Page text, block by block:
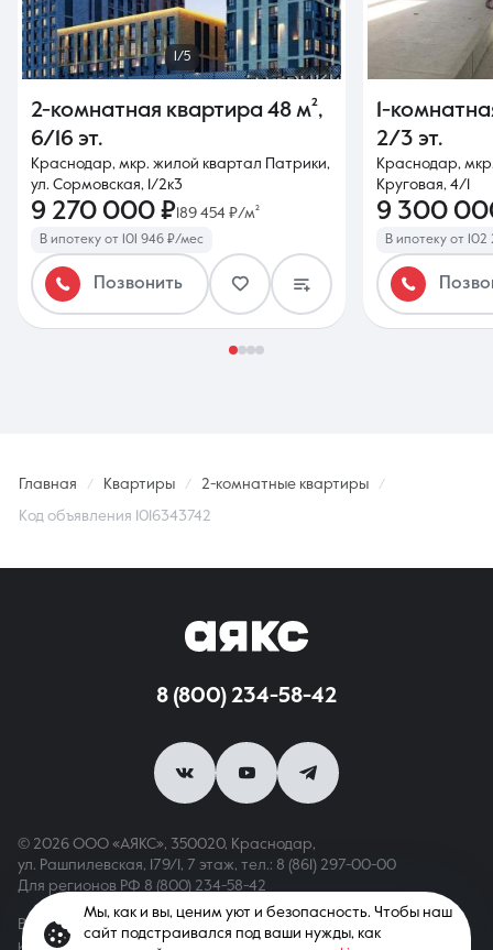
1/5
2-комнатная квартира 48 м²,
6/16 эт.
Краснодар, мкр. жилой квартал Патрики,
ул. Сормовская, 1/2к3
9 270 000 ₽ 189 454 ₽/м²
В ипотеку от 101 946 ₽/мес
Позвонить
1-
2/3 эт.
Краснодар,
Круговая, 4/1
9 300
В ипотеку от
Главная Квартиры 2-комнатные квартиры
Код объявления 1016343742
8 (800) 234-58-42
© 2026 ООО «АЯКС», 350020, Краснодар,
ул. Рашпилевская, 179/1, 7 этаж, тел.: 8 (861) 297-00-00
Для регионов РФ 8 (800) 234-58-42
Вся информация, опубликованная на сайте, носит только
информационный характер и не является публичной офертой,
Мы, как и вы, ценим уют и безопасность. Чтобы наш
сайт подстраивался под ваши нужды, как